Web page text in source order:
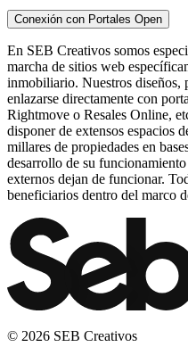
Conexión con Portales Open
En SEB Creativos somos
marcha de sitios web
inmobiliario. Nuestros diseños,
enlazarse directamente con
Rightmove o Resales Online,
disponer de extensos espacios
millares de propiedades en
desarrollo de su
externos dejan de funcionar.
beneficiarios dentro del marco
© 2026 SEB Creativos